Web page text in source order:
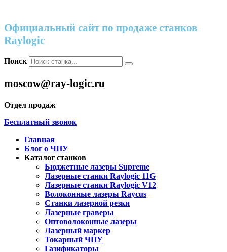
Официальный сайт по продаже станков
Raylogic
Поиск
moscow@ray-logic.ru
Отдел продаж
Бесплатный звонок
Главная
Блог о ЧПУ
Каталог станков
Бюджетные лазеры Supreme
Лазерные станки Raylogic 11G
Лазерные станки Raylogic V12
Волоконные лазеры Raycus
Станки лазерной резки
Лазерные граверы
Оптоволоконные лазеры
Лазерный маркер
Токарный ЧПУ
Газификаторы